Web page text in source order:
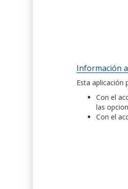
Información
Esta aplicación
Con el
las
Con el